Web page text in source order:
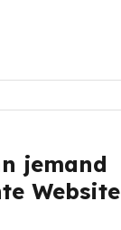
jemand
Website